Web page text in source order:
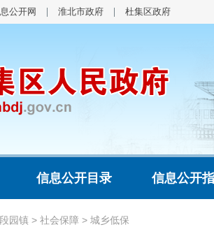
公开网 淮北市政府 杜集区政府
信息公开目录 信息公开
园镇 > 社会保障 > 城乡低保